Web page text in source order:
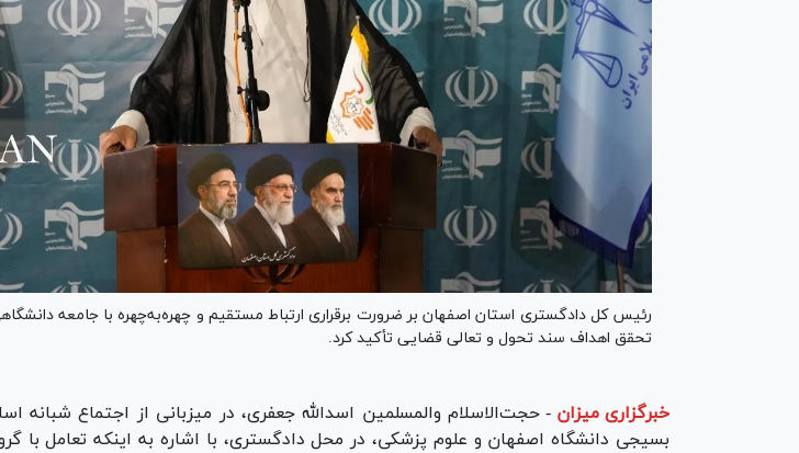
رئیس کل دادگستری استان اصفهان بر ضرورت برقراری ارتباط مستقیم و چهره‌به‌چهره با جامعه
تحقق اهداف سند تحول و تعالی قضایی تأکید کرد.
خبرگزاری میزان - حجت‌الاسلام والمسلمین اسدالله جعفری، در میزبانی از اجتماع شبانه
بسیجی دانشگاه اصفهان و علوم پزشکی، در محل دادگستری، با اشاره به اینکه تعامل با